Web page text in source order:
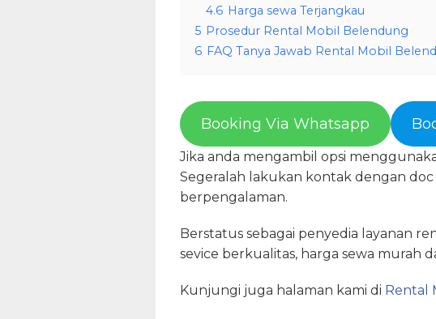
4.6 Harga sewa Terjangkau
5 Prosedur Rental Mobil Belendung
6 FAQ Tanya Jawab Rental Mobil
Booking Via Whatsapp
Jika anda mengambil opsi
Segeralah lakukan kontak dengan
berpengalaman.
Berstatus sebagai penyedia layanan
sevice berkualitas, harga sewa murah
Kunjungi juga halaman kami di Rental